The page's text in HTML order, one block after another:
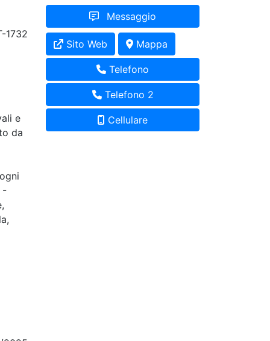
1732
e
da
-
Messaggio
Sito Web Mappa
Telefono
Telefono 2
Cellulare